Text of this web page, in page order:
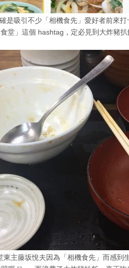
是吸引不少「相機食先」愛好者前來
食堂」這個 hashtag，定必見到大炸豬扒
東主藤坂悅夫因為「相機食先」而感到